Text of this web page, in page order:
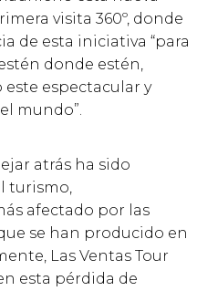
visita 360º, donde
de esta iniciativa “para
donde estén,
espectacular y
mundo”.
atrás ha sido
turismo,
afectado por las
se han producido en
Las Ventas Tour
esta pérdida de